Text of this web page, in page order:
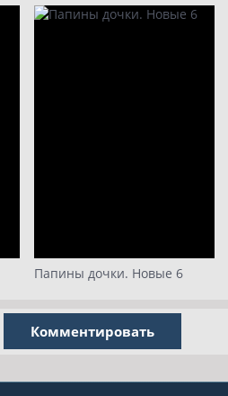
Папины дочки. Новые 6
Комментировать